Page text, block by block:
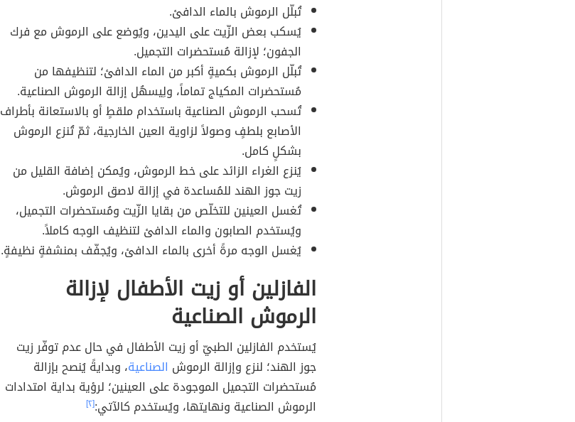
تُبلّل الرموش بالماء الدافئ.
يُسكب بعض الزّيت على اليدين، ويُوضع على الرموش مع فرك
الجفون؛ لإزالة مُستحضرات التجميل.
تُبلّل الرموش بكميةٍ أكبر من الماء الدافئ؛ لتنظيفها من
مُستحضرات المكياج تماماً، ولِيسهُل إزالة الرموش الصناعية.
تُسحب الرموش الصناعية باستخدام ملقطٍ أو بالاستعانة بأطراف
الأصابع بلطفٍ وصولاً لزاوية العين الخارجية، ثمّ تُنزع الرموش
بشكلٍ كامل.
يُنزع الغراء الزائد على خط الرموش، ويُمكن إضافة القليل من
زيت جوز الهند للمُساعدة في إزالة لاصق الرموش.
تُغسل العينين للتخلّص من بقايا الزّيت ومُستحضرات التجميل،
ويُستخدم الصابون والماء الدافئ لتنظيف الوجه كاملاً.
يُغسل الوجه مرةً أخرى بالماء الدافئ، ويُجفّف بمنشفةٍ نظيفةٍ.
الفازلين أو زيت الأطفال لإزالة
الرموش الصناعية
يُستخدم الفازلين الطبيّ أو زيت الأطفال في حال عدم توفّر زيت
جوز الهند؛ لنزع وإزالة الرموش الصناعية، وبدايةً يُنصح بإزالة
مُستحضرات التجميل الموجودة على العينين؛ لرؤية بداية امتدادات
الرموش الصناعية ونهايتها، ويُستخدم كالآتي:[٢]